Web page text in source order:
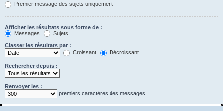
Premier message des sujets uniquement
Afficher les résultats sous forme de :
Messages
Sujets
Classer les résultats par :
Croissant
Décroissant
Rechercher depuis :
Renvoyer les :
premiers caractères des messages